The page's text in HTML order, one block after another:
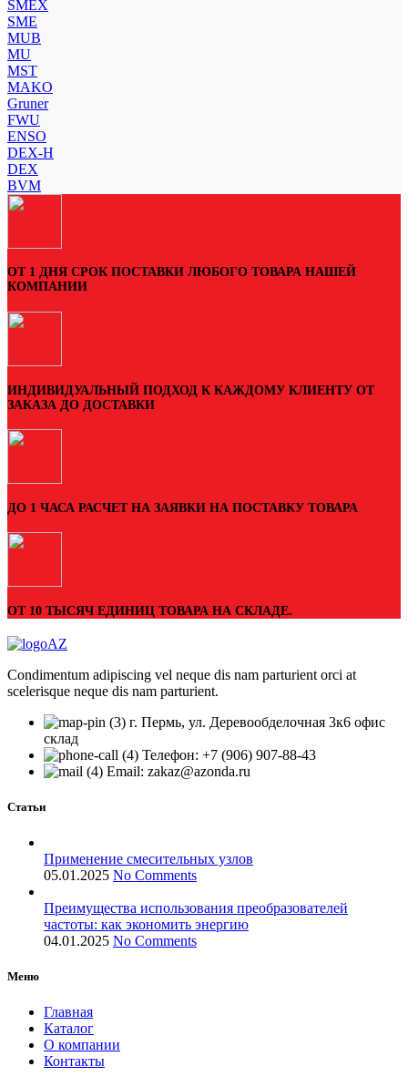
SMEX
SME
MUB
MU
MST
MAKO
Gruner
FWU
ENSO
DEX-H
DEX
BVM
ОТ 1 ДНЯ СРОК ПОСТАВКИ ЛЮБОГО ТОВАРА НАШЕЙ
КОМПАНИИ
ИНДИВИДУАЛЬНЫЙ ПОДХОД К КАЖДОМУ КЛИЕНТУ ОТ
ЗАКАЗА ДО ДОСТАВКИ
ДО 1 ЧАСА РАСЧЕТ НА ЗАЯВКИ НА ПОСТАВКУ ТОВАРА
ОТ 10 ТЫСЯЧ ЕДИНИЦ ТОВАРА НА СКЛАДЕ.
Condimentum adipiscing vel neque dis nam parturient orci at
scelerisque neque dis nam parturient.
г. Пермь, ул. Деревообделочная 3к6 офис
склад
Телефон: +7 (906) 907-88-43
Email: zakaz@azonda.ru
Статьи
Применение смесительных узлов
05.01.2025 No Comments
Преимущества использования преобразователей
частоты: как экономить энергию
04.01.2025 No Comments
Меню
Главная
Каталог
О компании
Контакты